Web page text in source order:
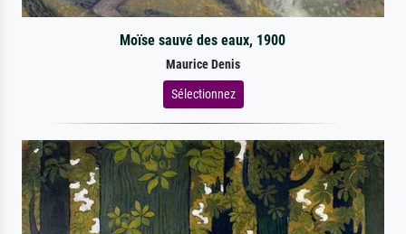
Moïse sauvé des eaux, 1900
Maurice Denis
Sélectionnez